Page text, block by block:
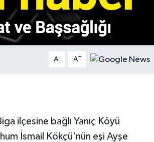
A- A+
ilçesine bağlı Yanıç Köyü
İsmail Kökçü'nün eşi Ayşe